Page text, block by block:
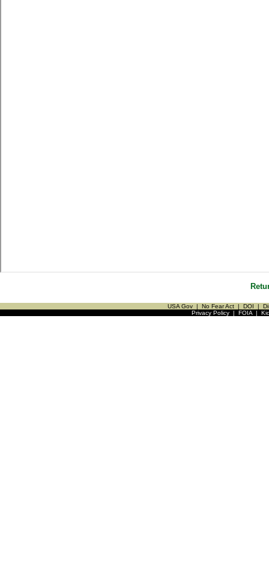
USA Gov | No Fear Act | DOI |
Privacy Policy| FOIA|